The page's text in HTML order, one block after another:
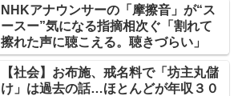
NHKアナウンサーの「摩擦音」が“ス
ースー”気になる指摘相次ぐ「割れて
擦れた声に聴こえる。聴きづらい」
【社会】お布施、戒名料で「坊主丸儲
け」は過去の話…ほとんどが年収３０